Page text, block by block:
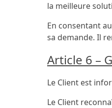
la meilleure
En consentant
sa demande. Il
Article 6 –
Le Client est
Le Client